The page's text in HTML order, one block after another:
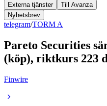
Externa tjänster
Till Avanza
Nyhetsbrev
telegram/TORM A
Pareto Securities
(köp), riktkurs 223
Finwire